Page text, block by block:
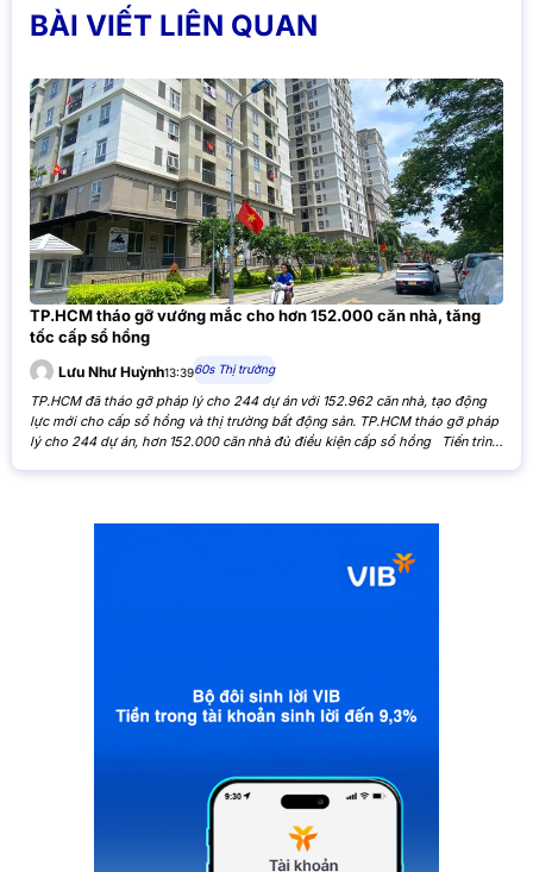
BÀI VIẾT LIÊN QUAN
TP.HCM tháo gỡ vướng mắc cho hơn 152.000 căn nhà, tăng
tốc cấp sổ hồng
Lưu Như Huỳnh13:3960s Thị trường
TP.HCM đã tháo gỡ pháp lý cho 244 dự án với 152.962 căn nhà, tạo động
lực mới cho cấp sổ hồng và thị trường bất động sản. TP.HCM tháo gỡ pháp
lý cho 244 dự án, hơn 152.000 căn nhà đủ điều kiện cấp sổ hồng Tiến trình